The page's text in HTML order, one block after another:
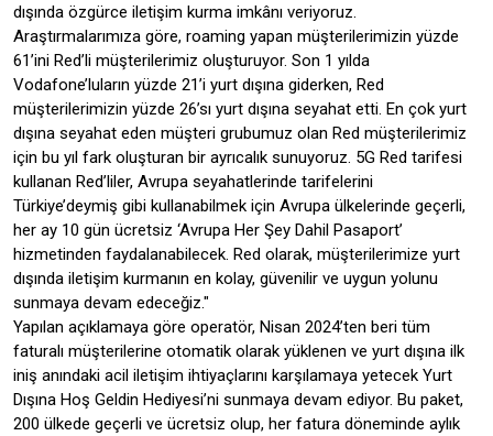
dışında özgürce iletişim kurma imkânı veriyoruz.
Araştırmalarımıza göre, roaming yapan müşterilerimizin yüzde
61’ini Red’li müşterilerimiz oluşturuyor. Son 1 yılda
Vodafone’luların yüzde 21’i yurt dışına giderken, Red
müşterilerimizin yüzde 26’sı yurt dışına seyahat etti. En çok yurt
dışına seyahat eden müşteri grubumuz olan Red müşterilerimiz
için bu yıl fark oluşturan bir ayrıcalık sunuyoruz. 5G Red tarifesi
kullanan Red’liler, Avrupa seyahatlerinde tarifelerini
Türkiye’deymiş gibi kullanabilmek için Avrupa ülkelerinde geçerli,
her ay 10 gün ücretsiz ‘Avrupa Her Şey Dahil Pasaport’
hizmetinden faydalanabilecek. Red olarak, müşterilerimize yurt
dışında iletişim kurmanın en kolay, güvenilir ve uygun yolunu
sunmaya devam edeceğiz."
Yapılan açıklamaya göre operatör, Nisan 2024’ten beri tüm
faturalı müşterilerine otomatik olarak yüklenen ve yurt dışına ilk
iniş anındaki acil iletişim ihtiyaçlarını karşılamaya yetecek Yurt
Dışına Hoş Geldin Hediyesi’ni sunmaya devam ediyor. Bu paket,
200 ülkede geçerli ve ücretsiz olup, her fatura döneminde aylık